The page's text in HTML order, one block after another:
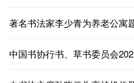
著名书法家李少青为养老公寓
中国书协行书、草书委员会